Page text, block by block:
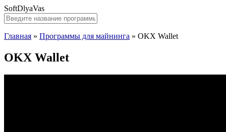
SoftDlyaVas
Главная » Программы для майнинга » OKX Wallet
OKX Wallet